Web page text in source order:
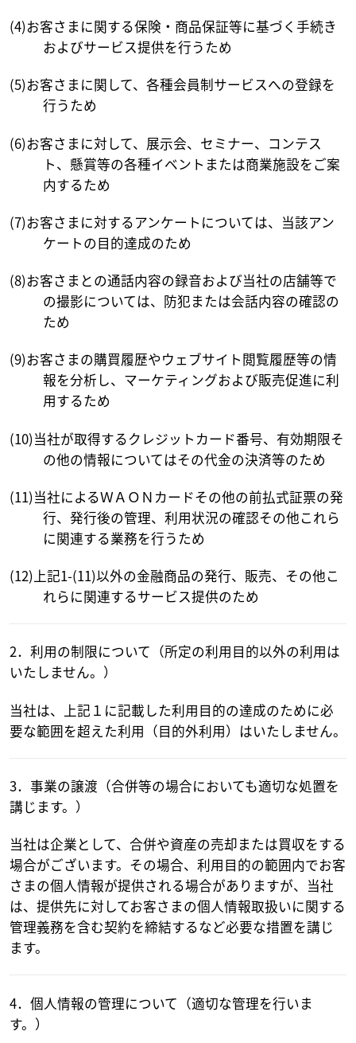
(4)お客さまに関する保険・商品保証等に基づく手続き
およびサービス提供を行うため
(5)お客さまに関して、各種会員制サービスへの登録を
行うため
(6)お客さまに対して、展示会、セミナー、コンテス
ト、懸賞等の各種イベントまたは商業施設をご案
内するため
(7)お客さまに対するアンケートについては、当該アン
ケートの目的達成のため
(8)お客さまとの通話内容の録音および当社の店舗等で
の撮影については、防犯または会話内容の確認の
ため
(9)お客さまの購買履歴やウェブサイト閲覧履歴等の情
報を分析し、マーケティングおよび販売促進に利
用するため
(10)当社が取得するクレジットカード番号、有効期限そ
の他の情報についてはその代金の決済等のため
(11)当社によるＷＡＯＮカードその他の前払式証票の発
行、発行後の管理、利用状況の確認その他これら
に関連する業務を行うため
(12)上記1-(11)以外の金融商品の発行、販売、その他こ
れらに関連するサービス提供のため
2．利用の制限について（所定の利用目的以外の利用は
いたしません。）
当社は、上記１に記載した利用目的の達成のために必
要な範囲を超えた利用（目的外利用）はいたしません。
3．事業の譲渡（合併等の場合においても適切な処置を
講じます。）
当社は企業として、合併や資産の売却または買収をする
場合がございます。その場合、利用目的の範囲内でお客
さまの個人情報が提供される場合がありますが、当社
は、提供先に対してお客さまの個人情報取扱いに関する
管理義務を含む契約を締結するなど必要な措置を講じ
ます。
4．個人情報の管理について（適切な管理を行いま
す。）